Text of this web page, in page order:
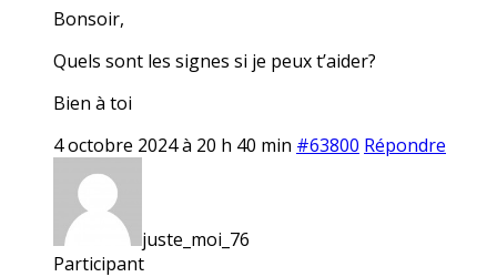
Bonsoir,
Quels sont les signes si je peux t’aider?
Bien à toi
4 octobre 2024 à 20 h 40 min #63800 Répondre
juste_moi_76
Participant